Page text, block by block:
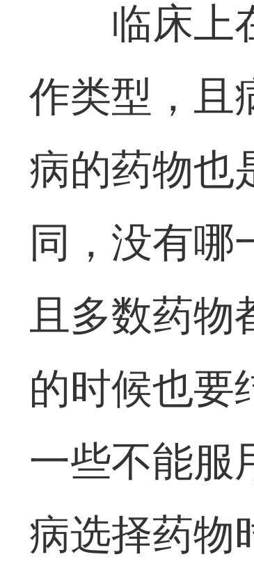
临床上
作类型，且
病的药物也
同，没有哪
且多数药
的时候也要
一些不能服
病选择药物